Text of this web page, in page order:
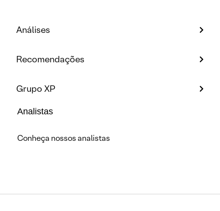
Análises
Recomendações
Grupo XP
Analistas
Conheça nossos analistas